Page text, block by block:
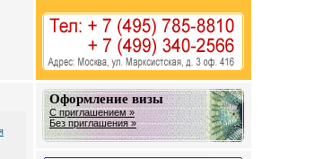
Оформление визы
С приглашением »
Без приглашения »